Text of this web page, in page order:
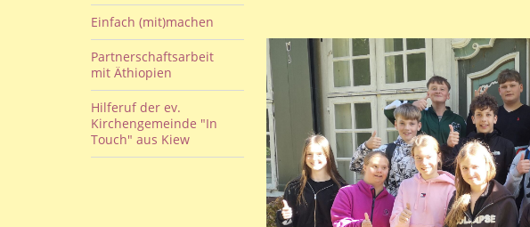
Einfach (mit)machen
Partnerschaftsarbeit
mit Äthiopien
Hilferuf der ev.
Kirchengemeinde "In
Touch" aus Kiew